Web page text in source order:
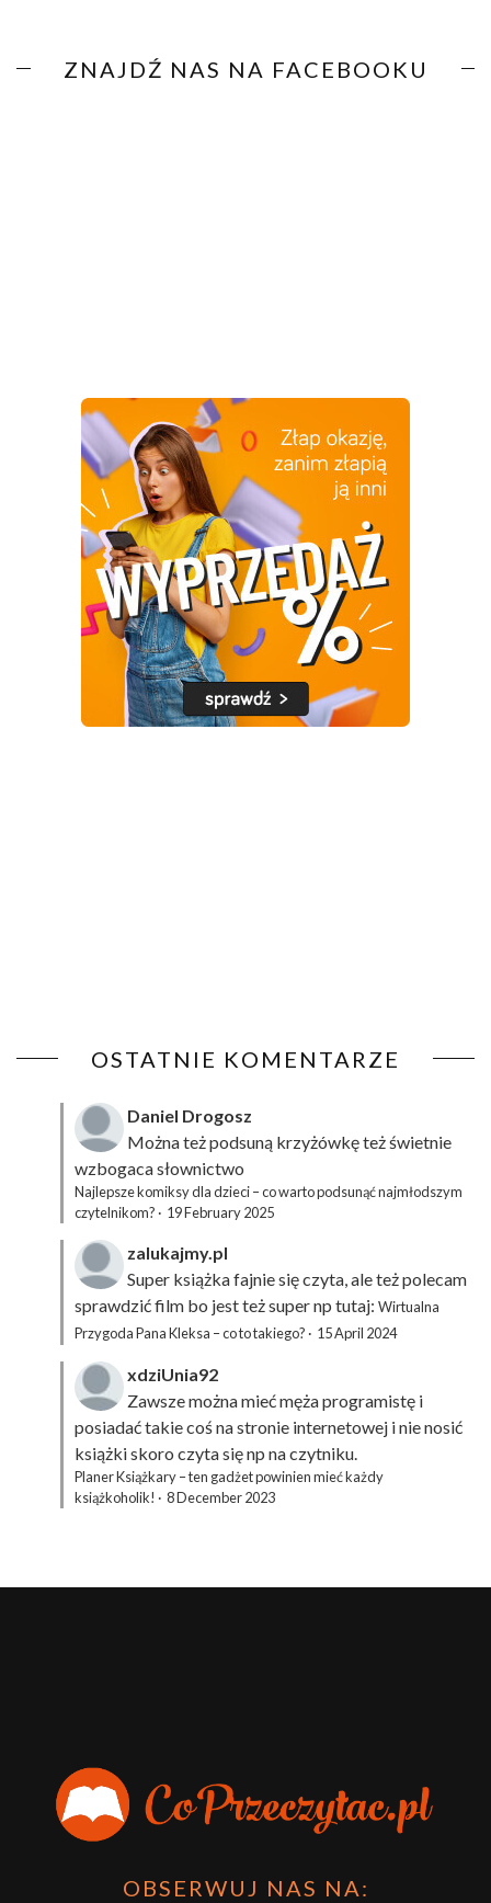
ZNAJDŹ NAS NA FACEBOOKU
OSTATNIE KOMENTARZE
Daniel Drogosz
Można też podsuną krzyżówkęteż świetnie
wzbogaca słownictwo
Najlepsze komiksy dla dzieci – co warto podsunąć najmłodszym
czytelnikom? · 19 February 2025
zalukajmy.pl
Super książka fajnie się czyta, ale też polecam
sprawdzić film bo jest też super np tutaj: Wirtualna
Przygoda Pana Kleksa – co to takiego? · 15 April 2024
xdziUnia92
Zawsze można mieć męża programistę i
posiadać takie coś na stronie internetowej i nie nosić
książki skoro czyta się np na czytniku.
Planer Książkary – ten gadżet powinien mieć każdy
książkoholik! · 8 December 2023
OBSERWUJ NAS NA: